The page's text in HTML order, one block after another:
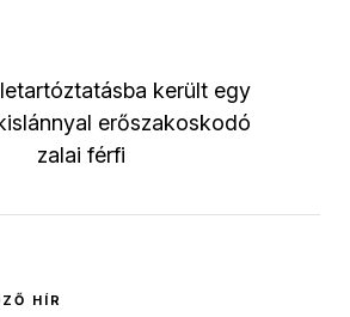
került egy
erőszakoskodó
zalai férfi
HÍR